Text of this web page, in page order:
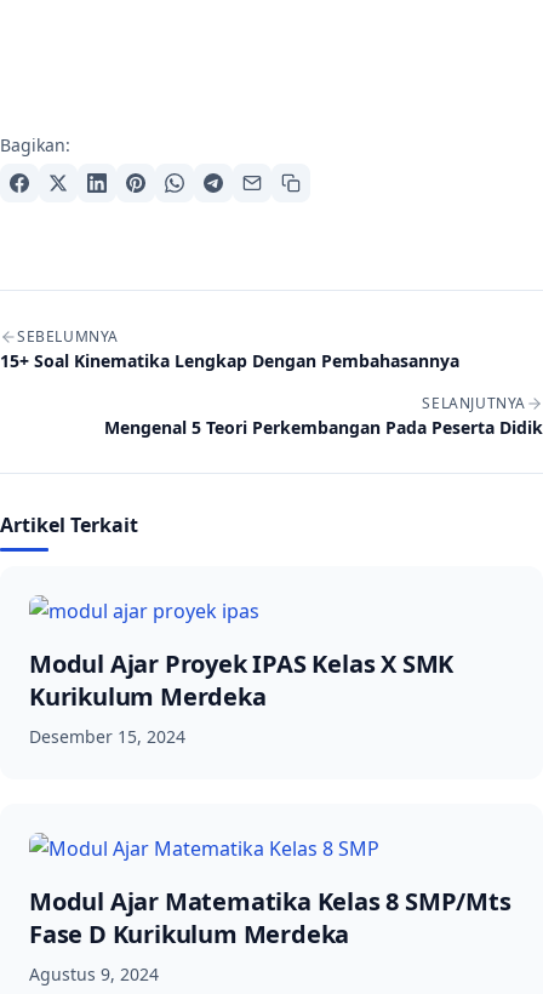
Bagikan:
Navigasi artikel
SEBELUMNYA
15+ Soal Kinematika Lengkap Dengan Pembahasannya
SELANJUTNYA
Mengenal 5 Teori Perkembangan Pada Peserta Didik
Artikel Terkait
Modul Ajar Proyek IPAS Kelas X SMK
Kurikulum Merdeka
Desember 15, 2024
Modul Ajar Matematika Kelas 8 SMP/Mts
Fase D Kurikulum Merdeka
Agustus 9, 2024